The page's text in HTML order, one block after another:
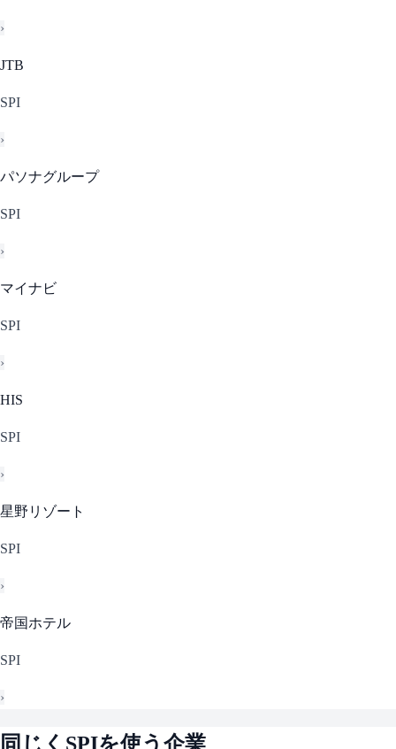
›
JTB
SPI
›
パソナグループ
SPI
›
マイナビ
SPI
›
HIS
SPI
›
星野リゾート
SPI
›
帝国ホテル
SPI
›
同じく SPIを使う企業